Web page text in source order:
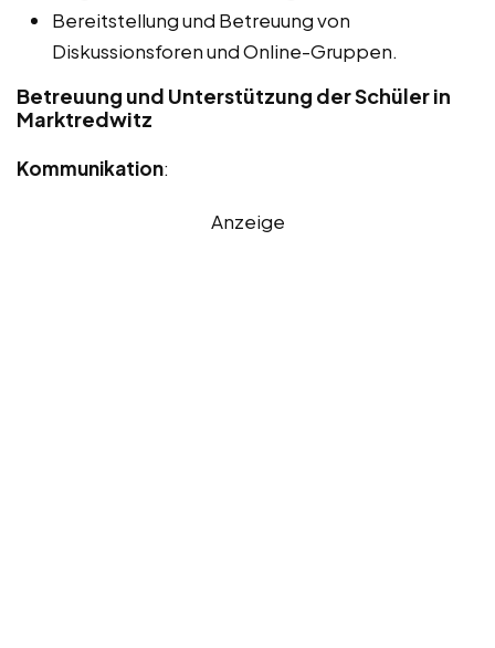
Bereitstellung und Betreuung von
Diskussionsforen und Online-Gruppen.
Betreuung und Unterstützung der Schüler in
Marktredwitz
Kommunikation:
Anzeige